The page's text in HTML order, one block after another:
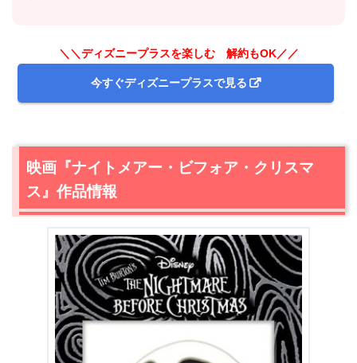
＼＼31日間無料!!お試し解約もOK／／
今すぐ無料でU-NEXTで見る
＼＼ディズニープラスを楽しむ 解約もOK／／
今すぐディズニープラスで見る
映画『ナイトメアー・ビフォア・クリスマ
ス』作品情報